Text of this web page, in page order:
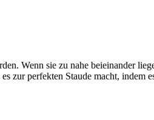
Wenn sie zu nahe beieinander
zur perfekten Staude macht, indem